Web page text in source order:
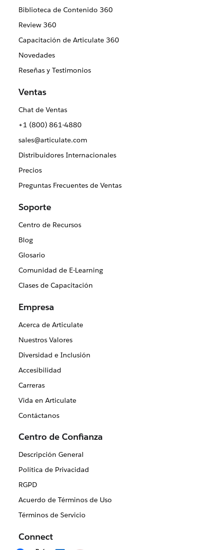
Biblioteca de Contenido 360
Review 360
Capacitación de Articulate 360
Novedades
Reseñas y Testimonios
Ventas
Chat de Ventas
+1 (800) 861-4880
sales@articulate.com
Distribuidores Internacionales
Precios
Preguntas Frecuentes de Ventas
Soporte
Centro de Recursos
Blog
Glosario
Comunidad de E-Learning
Clases de Capacitación
Empresa
Acerca de Articulate
Nuestros Valores
Diversidad e Inclusión
Accesibilidad
Carreras
Vida en Articulate
Contáctanos
Centro de Confianza
Descripción General
Política de Privacidad
RGPD
Acuerdo de Términos de Uso
Términos de Servicio
Connect